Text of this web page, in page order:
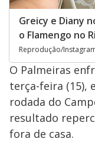
Greicy e Diany
o Flamengo no
Reprodução/
O Palmeiras
terça-feira (15),
rodada do
resultado
fora de casa.